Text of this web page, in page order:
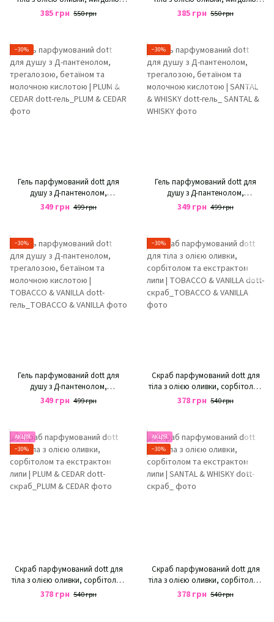
баттеру ши та екстрактом
ромашки | SANTAL & WHISKY
385 грн 550 грн
баттеру ши та екстрактом
ромашки | PLUM & CEDAR
385 грн 550 грн
−30%
Гель парфумований dott для
душу з Д-пантенолом,
трегалозою, бетаїном та
молочною кислотою | PLUM &
349 грн 499 грн
−30%
Гель парфумований dott для
душу з Д-пантенолом,
трегалозою, бетаїном та
молочною кислотою | SANTAL &
349 грн 499 грн
−30%
Гель парфумований dott для
душу з Д-пантенолом,
трегалозою, бетаїном та
молочною кислотою | TOBACCO
349 грн 499 грн
−30%
Скраб парфумований dott для
тіла з олією оливки, сорбітолом
та екстрактом липи | TOBACCO &
VANILLA
378 грн 540 грн
АКЦІЯ
−30%
Скраб парфумований dott для
тіла з олією оливки, сорбітолом
та екстрактом липи | PLUM &
CEDAR
378 грн 540 грн
АКЦІЯ
−30%
Скраб парфумований dott для
тіла з олією оливки, сорбітолом
та екстрактом липи | SANTAL &
WHISKY
378 грн 540 грн